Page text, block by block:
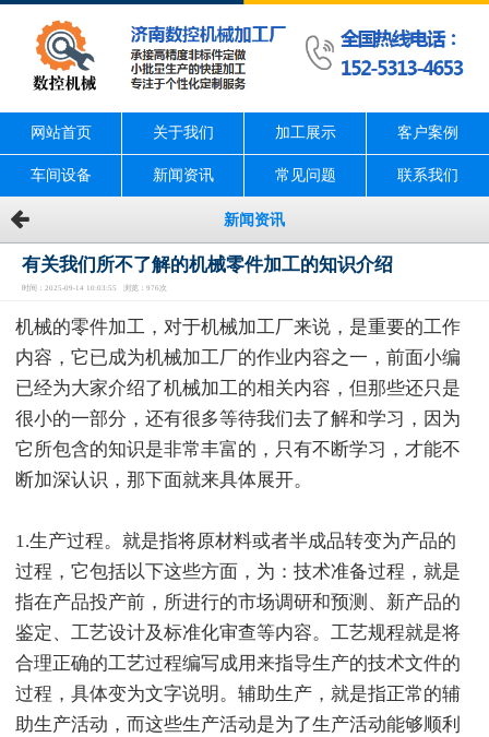
网站首页 关于我们 加工展示 客户案例
车间设备 新闻资讯 常见问题 联系我们
新闻资讯
有关我们所不了解的机械零件加工的知识介绍
时间：2025-09-14 10:03:55 浏览：976次
机械的零件加工，对于机械加工厂来说，是重要的工作
内容，它已成为机械加工厂的作业内容之一，前面小编
已经为大家介绍了机械加工的相关内容，但那些还只是
很小的一部分，还有很多等待我们去了解和学习，因为
它所包含的知识是非常丰富的，只有不断学习，才能不
断加深认识，那下面就来具体展开。
1.生产过程。就是指将原材料或者半成品转变为产品的
过程，它包括以下这些方面，为：技术准备过程，就是
指在产品投产前，所进行的市场调研和预测、新产品的
鉴定、工艺设计及标准化审查等内容。工艺规程就是将
合理正确的工艺过程编写成用来指导生产的技术文件的
过程，具体变为文字说明。辅助生产，就是指正常的辅
助生产活动，而这些生产活动是为了生产活动能够顺利